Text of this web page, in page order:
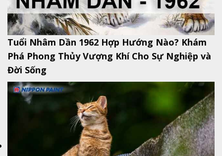
Tuổi Nhâm Dần 1962 Hợp Hướng Nào? Khám
Phá Phong Thủy Vượng Khí Cho Sự Nghiệp và
Đời Sống